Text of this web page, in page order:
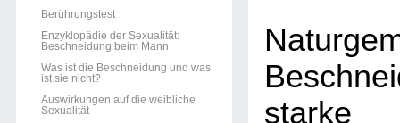
Berührungstest
Enzyklopädie der Sexualität:
Beschneidung beim Mann
Was ist die Beschneidung und was
ist sie nicht?
Auswirkungen auf die weibliche
Sexualität